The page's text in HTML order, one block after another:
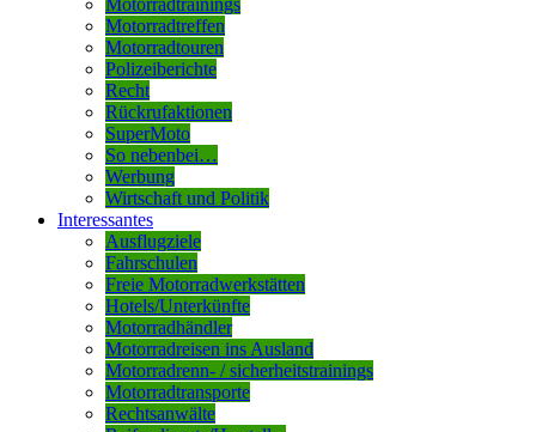
Motorradtreffen
Motorradtouren
Polizeiberichte
Recht
Rückrufaktionen
SuperMoto
So nebenbei…
Werbung
Wirtschaft und Politik
Interessantes
Ausflugziele
Fahrschulen
Freie Motorradwerkstätten
Hotels/Unterkünfte
Motorradhändler
Motorradreisen ins Ausland
Motorradrenn- / sicherheitstrainings
Motorradtransporte
Rechtsanwälte